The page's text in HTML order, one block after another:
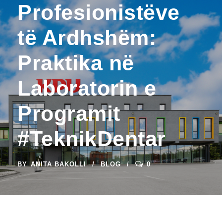
Profesionistëve
të Ardhshëm:
Praktika në
Laboratorin e
Programit
#TeknikDentar
BY ANITA BAKOLLI BLOG 0